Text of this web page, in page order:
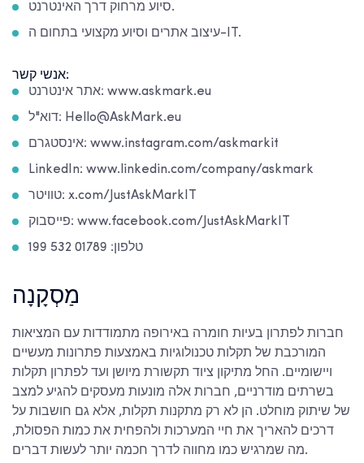
סיוע מרחוק דרך האינטרנט.
עיצוב אתרים וסיוע מקצועי בתחום ה-IT.
אנשי קשר:
אתר אינטרנט: www.askmark.eu
דוא"ל: Hello@AskMark.eu
אינסטגרם: www.instagram.com/askmarkit
LinkedIn: www.linkedin.com/company/askmark
טוויטר: x.com/JustAskMarkIT
פייסבוק: www.facebook.com/JustAskMarkIT
טלפון: 01789 532 199
מַסְקָנָה
חברות לפתרון בעיות חומרה באירופה מתמודדות עם המציאות
המורכבת של תקלות טכנולוגיות באמצעות פתרונות מעשיים
ויישומיים. החל מתיקון ציוד תקשורת מיושן ועד לפתרון תקלות
בשרתים מודרניים, חברות אלה מונעות מעסקים להגיע למצב
של שיתוק מוחלט. הן לא רק מתקנות תקלות, אלא גם חושבות על
דרכים להאריך את חיי המערכות ולהפחית את כמות הפסולת,
מה שמרגיש כמו מחווה לדרך חכמה יותר לעשות דברים.